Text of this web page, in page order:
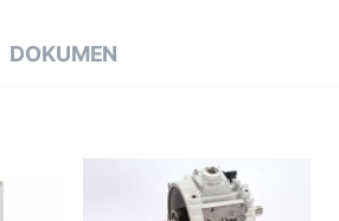
DOKUMEN